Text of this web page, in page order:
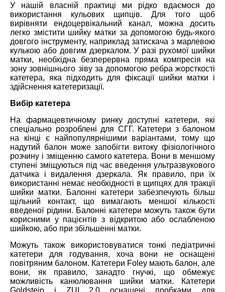
У нашій власній практиці ми рідко вдаємося до
використання кульових щипців. Для того щоб
вирівняти ендоцервікальний канал, можна досить
легко змістити шийку матки за допомогою будь-якого
довгого інструменту, наприклад затискача з марлевою
кулькою або довгим дзеркалом. У разі рухомої шийки
матки, необхідна безперервна пряма компресія на
зону зовнішнього зіву за допомогою ребра жорсткості
катетера, яка підходить для фіксації шийки матки і
здійснення катетеризації.
Вибір катетера
На фармацевтичному ринку доступні катетери, які
спеціально розроблені для СГГ. Катетери з балоном
на кінці є найпопулярнішими варіантами, тому що
надутий балон може запобігти витоку фізіологічного
розчину і зміщенню самого катетера. Вони в меншому
ступені зміщуються під час введення ультразвукового
датчика і видалення дзеркала. Як правило, при їх
використанні немає необхідності в щипцях для тракції
шийки матки. Балонні катетери забезпечують більш
щільний контакт, що вимагають меншої кількості
введеної рідини. Балонні катетери можуть також бути
корисними у пацієнтів з відкритою або ослабленою
шийкою, або при збільшенні матки.
Можуть також використовуватися тонкі педіатричні
катетери для годування, хоча вони не оснащені
повітряним балоном. Катетери Foley мають балон, але
вони, як правило, занадто гнучкі, що обмежує
можливість канюлювання шийки матки. Катетери
Goldstein і ZUI 2.0 оснащені пробками для